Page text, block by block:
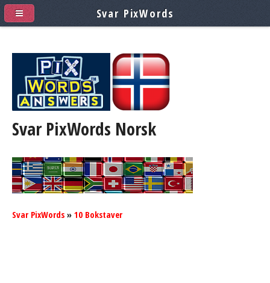
Svar PixWords Norsk
Svar PixWords » 10 Bokstaver
Svar PixWords